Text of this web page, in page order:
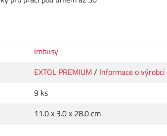
Imbusy
EXTOL PREMIUM / Informace o výrobci
9 ks
11.0 x 3.0 x 28.0 cm